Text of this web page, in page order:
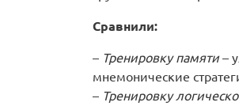
Сравнили:
– Тренировку памяти–
мнемонические
– Тренировку